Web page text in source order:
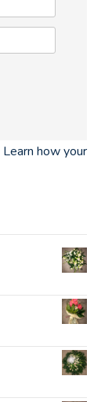
Learn how your